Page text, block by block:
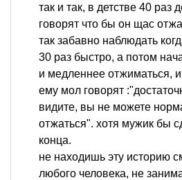
так и так, в детстве 40 раз
говорят что бы он щас
так забавно наблюдать
30 раз быстро, а потом
и медленнее отжиматься,
ему мол говорят
видите, вы не можете
отжаться". хотя мужик бы
конца.
не находишь эту историю
любого человека, не